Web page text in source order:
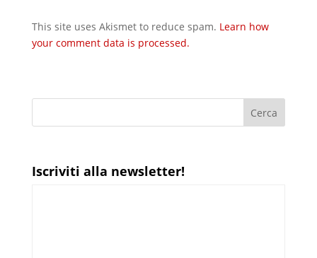
This site uses Akismet to reduce spam. Learn how
your comment data is processed.
Iscriviti alla newsletter!